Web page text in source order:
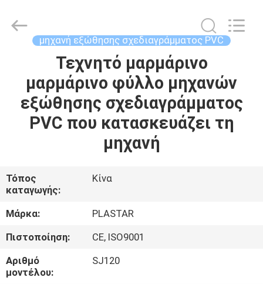
ΠΡΟΪΌΝΤΑ
ΓΎΡΟΣ
ΕΡΓΟΣΤΑΣΊΩΝ
ΠΟΙΟΤΙΚΌΣ
ΈΛΕΓΧΟΣ
Machinery
μηχανή εξώθησης σχεδιαγράμματος PVC
Τεχνητό μαρμάρινο
μαρμάρινο φύλλο μηχανών
εξώθησης σχεδιαγράμματος
PVC που κατασκευάζει τη
μηχανή
Τόπος
καταγωγής:
Κίνα
Μάρκα:
PLASTAR
Πιστοποίηση:
CE, ISO9001
Αριθμό
μοντέλου:
SJ120